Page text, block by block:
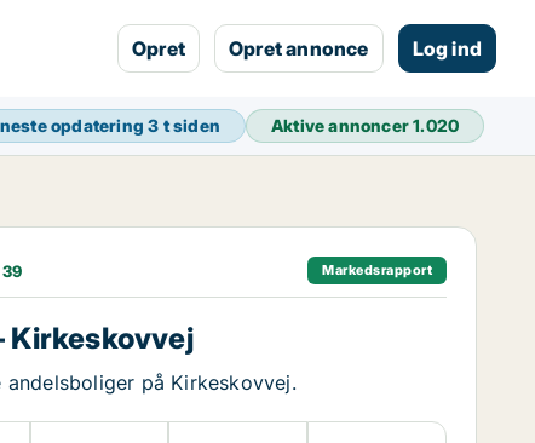
Opret Opret annonce Log ind
opdatering3 t siden Aktive annoncer1.020
Markedsrapport
Kirkeskovvej
på Kirkeskovvej.